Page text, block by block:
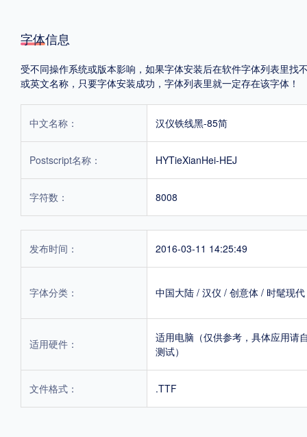
字体信息
受不同操作系统或版本影响，如果字体安装后在软件字体列表里
或英文名称，只要字体安装成功，字体列表里就一定存在该字体！
中文名称： 汉仪铁线黑-85简
Postscript名称： HYTieXianHei-HEJ
字符数： 8008
发布时间： 2016-03-11 14:25:49
字体分类： 中国大陆 / 汉仪 / 创意体 / 时髦现代
适用硬件：
适用电脑（仅供参考，具体应用请
测试）
文件格式： .TTF